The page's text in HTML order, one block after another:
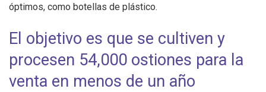
óptimos, como botellas de plástico.
El objetivo es que se cultiven y
procesen 54,000 ostiones para la
venta en menos de un año